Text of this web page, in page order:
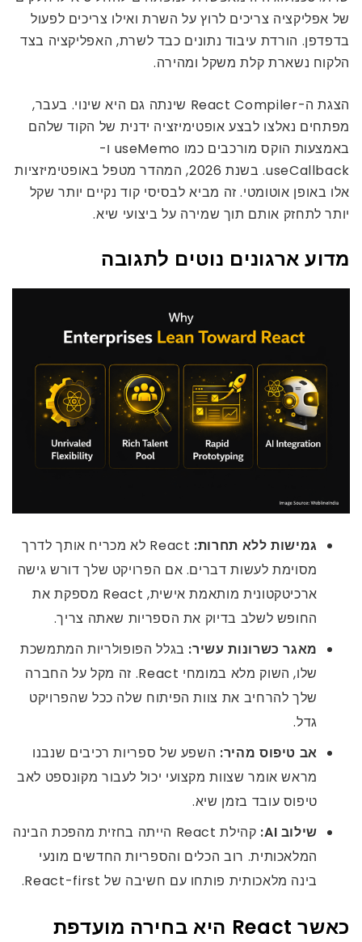
של אפליקציה צריכים לרוץ על השרת ואילו צריכים לפעול
בדפדפן. הורדת עיבוד נתונים כבד לשרת, האפליקציה בצד
הלקוח נשארת קלת משקל ומהירה.
הצגת ה-React Compiler שינתה גם היא שינוי. בעבר,
מפתחים נאלצו לבצע אופטימיזציה ידנית של הקוד שלהם
באמצעות הוקס מורכבים כמו useMemo ו-
useCallback. בשנת 2026, המהדר מטפל באופטימיזציות
אלו באופן אוטומטי. זה מביא לבסיסי קוד נקיים יותר שקל
יותר לתחזק אותם תוך שמירה על ביצועי שיא.
מדוע ארגונים נוטים לתגובה
גמישות ללא תחרות:
React לא מכריח אותך לדרך
מסוימת לעשות דברים. אם הפרויקט שלך דורש גישה
ארכיטקטונית מותאמת אישית, React מספקת את
החופש לשלב בדיוק את הספריות שאתה צריך.
מאגר כשרונות עשיר: בגלל הפופולריות המתמשכת
שלו, השוק מלא במומחי React. זה מקל על החברה
שלך להרחיב את צוות הפיתוח שלה ככל שהפרויקט
גדל.
אב טיפוס מהיר: השפע של ספריות רכיבים שנבנו
מראש אומר שצוות מקצועי יכול לעבור מקונספט לאב
טיפוס עובד בזמן שיא.
שילוב AI:
קהילת React הייתה בחזית מהפכת הבינה
המלאכותית. רוב הכלים והספריות החדשים מונעי
בינה מלאכותית פותחו עם חשיבה של React-first.
כאשר React היא בחירה מועדפת